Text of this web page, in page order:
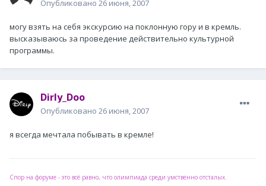
Опубликовано 26 июня, 2007
могу взять на себя экскурсию на поклонную гору и в кремль.
высказываюсь за проведение действительно культурной
программы.
Dirly_Doo
Опубликовано 26 июня, 2007
я всегда мечтала побывать в кремле!
Спор на форуме - это всё равно, что олимпиада среди умственно отсталых.